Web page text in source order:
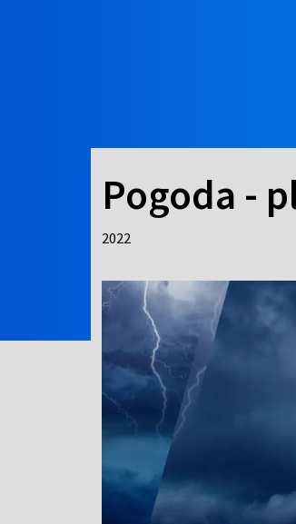
Pogoda -
2022